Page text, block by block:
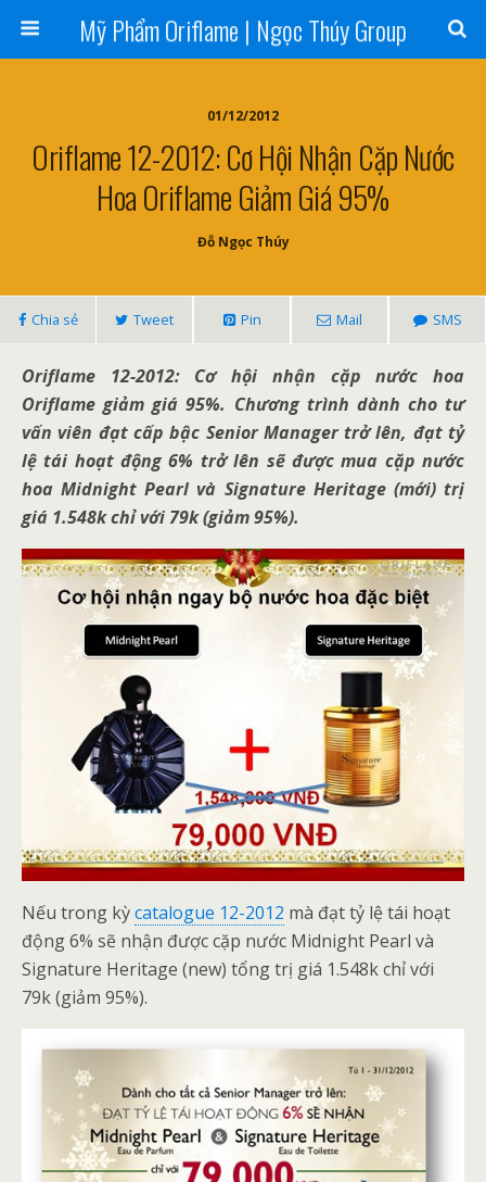
Mỹ Phẩm Oriflame | Ngọc Thúy Group
01/12/2012
Oriflame 12-2012: Cơ Hội Nhận Cặp Nước
Hoa Oriflame Giảm Giá 95%
Đỗ Ngọc Thúy
Chia sẻ Tweet Pin Mail SMS
Oriflame 12-2012: Cơ hội nhận cặp nước hoa
Oriflame giảm giá 95%. Chương trình dành cho tư
vấn viên đạt cấp bậc Senior Manager trở lên, đạt tỷ
lệ tái hoạt động 6% trở lên sẽ được mua cặp nước
hoa Midnight Pearl và Signature Heritage (mới) trị
giá 1.548k chỉ với 79k (giảm 95%).
Nếu trong kỳcatalogue 12-2012 mà đạt tỷ lệ tái hoạt
động 6% sẽ nhận được cặp nước Midnight Pearl và
Signature Heritage (new) tổng trị giá 1.548k chỉ với
79k (giảm 95%).